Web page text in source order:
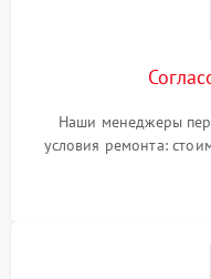
Наши менеджеры
условия ремонта: